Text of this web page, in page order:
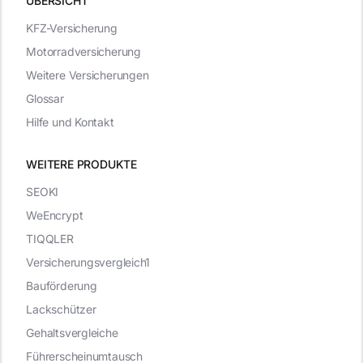
WEITERE PRODUKTE
KFZ-Versicherung
Motorradversicherung
Weitere Versicherungen
Glossar
Hilfe und Kontakt
SEOKI
WeEncrypt
TIQQLER
Versicherungsvergleich1
Bauförderung
Lackschützer
Gehaltsvergleiche
Führerscheinumtausch